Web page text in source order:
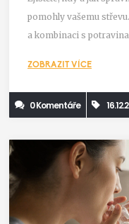
pomohly vašemu
a kombinaci s
ZOBRAZIT VÍCE
0 Komentáře